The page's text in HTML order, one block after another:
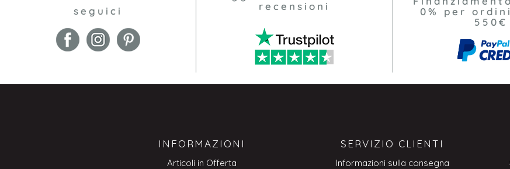
seguici
recensioni
0% per
550€
INFORMAZIONI
Articoli in Offerta
SERVIZIO CLIENTI
Informazioni sulla consegna